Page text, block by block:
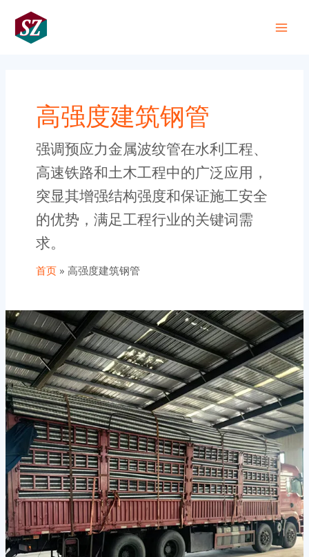
高强度建筑钢管
强调预应力金属波纹管在水利工程、
高速铁路和土木工程中的广泛应用，
突显其增强结构强度和保证施工安全
的优势，满足工程行业的关键词需
求。
首页 高强度建筑钢管